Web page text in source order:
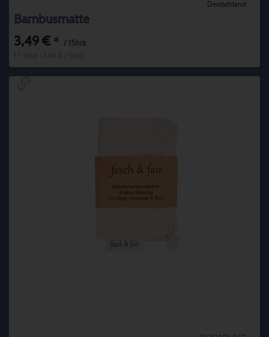
Deutschland
Bambusmatte
3,49 € * / 1Stck